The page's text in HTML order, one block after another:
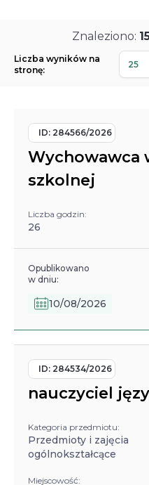
Znaleziono:
Liczba wyników na
stronę:
25
ID: 284566/2026
Wychowawca
szkolnej
Liczba godzin:
26
Opublikowano
w dniu:
10/08/2026
ID: 284534/2026
nauczyciel
Kategoria przedmiotu:
Przedmioty i zajęcia
ogólnokształcące
Miejscowość: